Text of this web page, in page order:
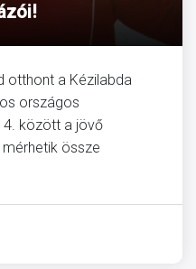
otthont a Kézilabda
országos
között a jövő
össze